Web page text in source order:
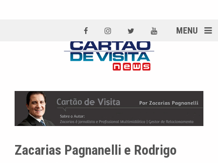
MENU
Zacarias Pagnanelli e Rodrigo